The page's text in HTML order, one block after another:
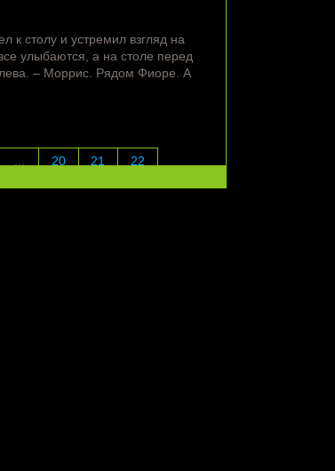
к столу и устремил взгляд на
улыбаются, а на столе перед
– Моррис. Рядом Фиоре. А
20 21 22